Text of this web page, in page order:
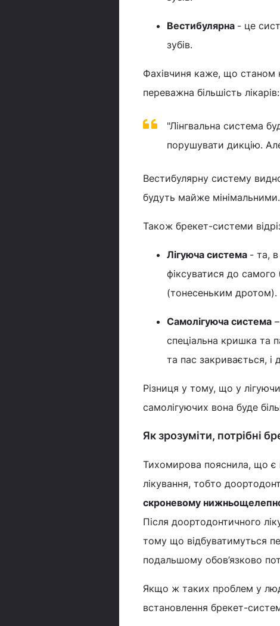
Вестибулярна - це
зубів.
Фахівчиня каже, що станом
переважна більшість лікарів:
"Лінгвальна система
порушувати дикцію.
Вестибулярну систему
будуть майже мінімальними.
Також брекет-системи
Лігуюча система - та,
фіксуватися до
(тонесеньким дротом).
Самолігуюча система
спеціальна кришка та
та пас закривається, і
Різниця у тому, що у
самолігуючих вона буде
Як зрозуміти, потрібні
Тихомирова пояснила, що є
лікування, тобто
скроневому
Після доортодонтичного
тому що відбуватимуться
подальшому обов’язково
Якщо ж таких проблем у
встановлення брекет-